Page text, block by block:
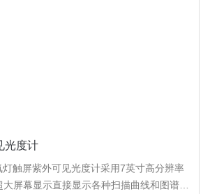
光度计
触屏紫外可见光度计采用7英寸高分辨率
屏幕显示直接显示各种扫描曲线和图谱，